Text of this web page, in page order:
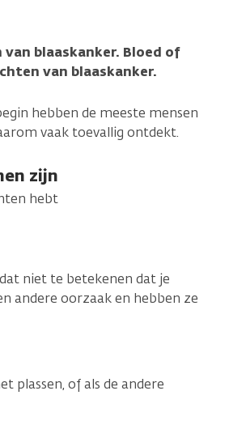
blaaskanker. Bloed of
van blaaskanker.
hebben de meeste mensen
vaak toevallig ontdekt.
zijn
hebt
niet te betekenen dat je
andere oorzaak en hebben ze
plassen, of als de andere